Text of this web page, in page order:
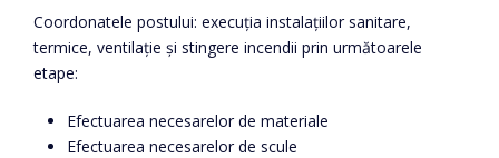
Coordonatele postului: execuția instalațiilor sanitare,
termice, ventilație și stingere incendii prin următoarele
etape:
Efectuarea necesarelor de materiale
Efectuarea necesarelor de scule